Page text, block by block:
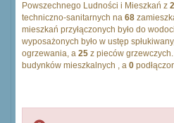
Powszechnego Ludności i Mieszkań z
techniczno-sanitarnych na 68
mieszkań przyłączonych było do
wyposażonych było w ustęp
ogrzewania, a 25 z pieców
budynków mieszkalnych , a 0